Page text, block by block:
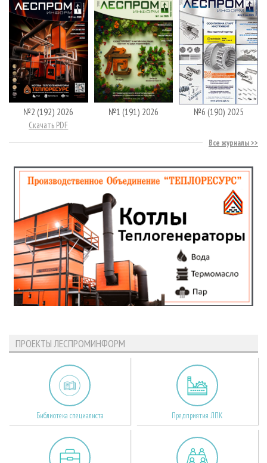
№2 (192) 2026
Скачать PDF
№1 (191) 2026 №6 (190) 2025
Все журналы
ПРОЕКТЫ ЛЕСПРОМИНФОРМ
Библиотека специалиста Предприятия ЛПК